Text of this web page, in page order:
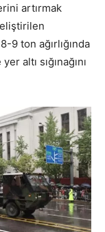
artırmak
ton ağırlığında
altı sığınağını